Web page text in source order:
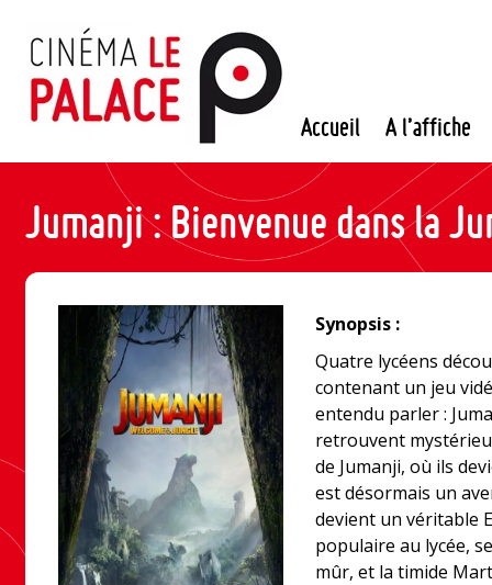
contenu
Accueil A l’affiche
Jumanji : Bienvenue dans la
Synopsis :
Quatre lycéens
contenant un jeu
entendu parler :
retrouvent
de Jumanji, où ils
est désormais un
devient un véritable
populaire au lycée,
mûr, et la timide